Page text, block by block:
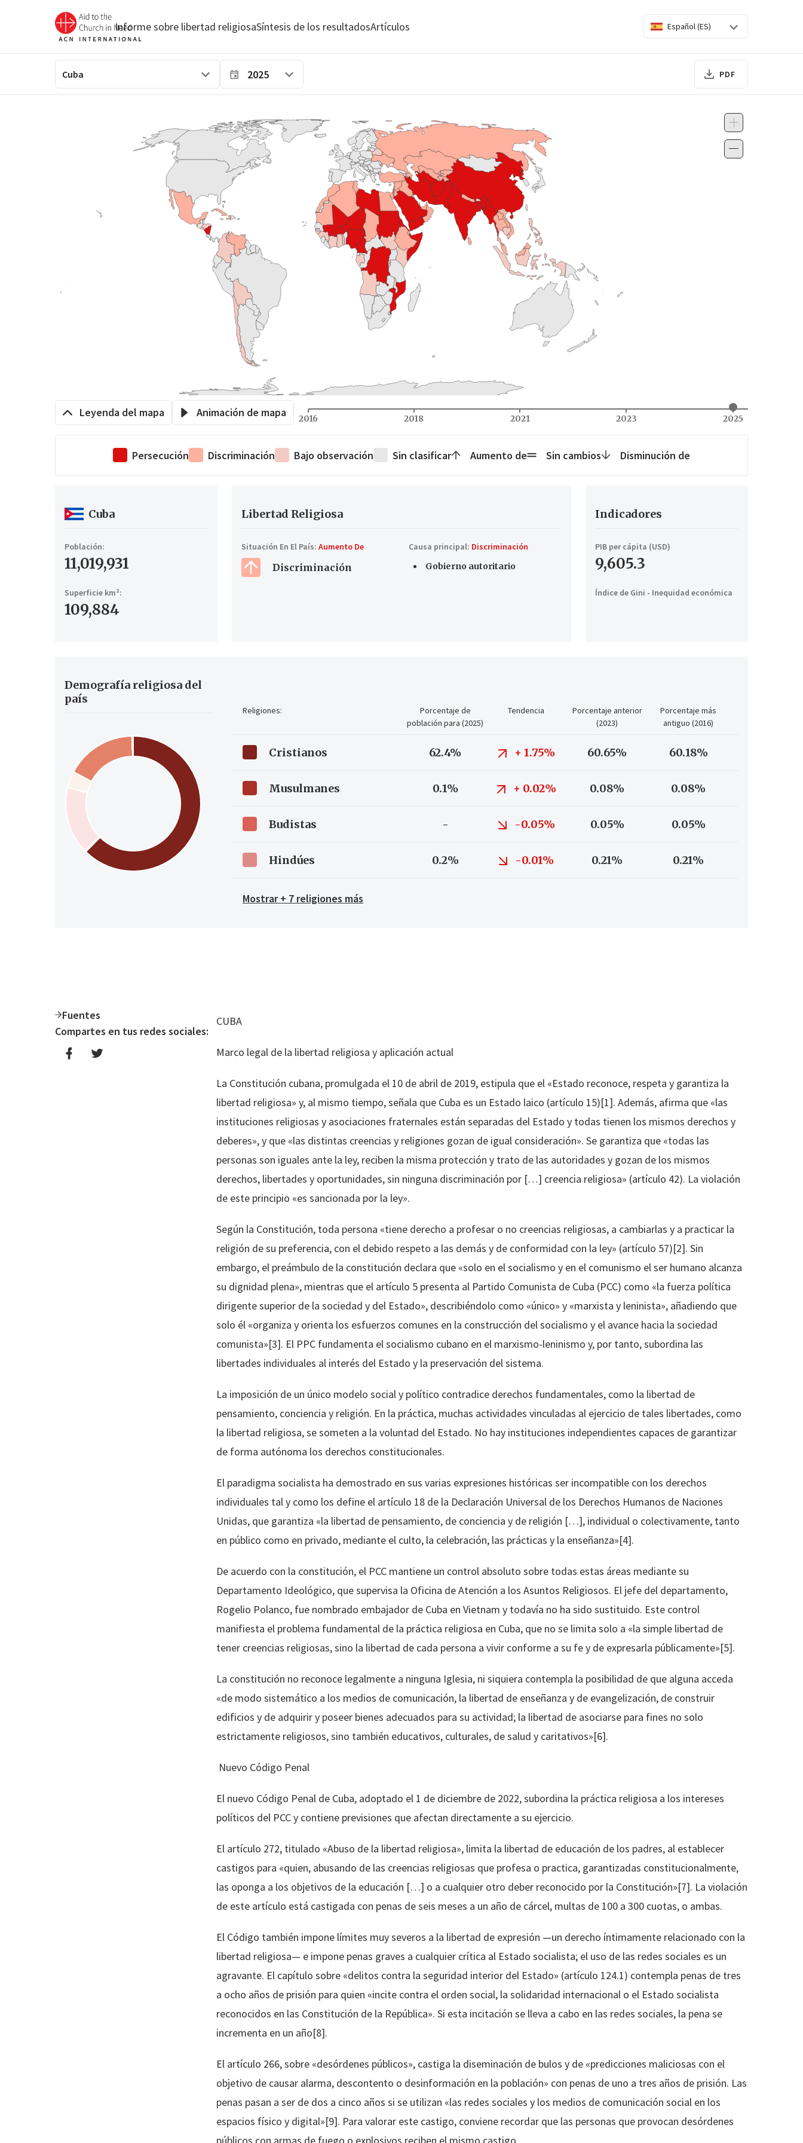
Informe sobre libertad religiosaSíntesis de los resultadosArtículos Español (ES)
2025 PDF
Leyenda del mapa Animación de mapa 2016 2018 2021 2023 2025
Persecución Discriminación Bajo observación Sin clasificar Aumento de Sin cambios Disminución de
Cuba
Población:
11,019,931
Superficie km²:
109,884
Libertad Religiosa
Situación En El País: Aumento De
Discriminación
Causa principal: Discriminación
Gobierno autoritario
Indicadores
PIB per cápita (USD)
9,605.3
Índice de Gini - Inequidad económica
Demografía religiosa del
país
Religiones:
Porcentaje de
población para (2025)
Tendencia
Porcentaje anterior
(2023)
Porcentaje más
antiguo (2016)
Cristianos 62.4% + 1.75% 60.65% 60.18%
Musulmanes 0.1% + 0.02% 0.08% 0.08%
Budistas - -0.05% 0.05% 0.05%
Hindúes 0.2% -0.01% 0.21% 0.21%
Mostrar + 7 religiones más
Fuentes
Compartes en tus redes sociales:
CUBA
Marco legal de la libertad religiosa y aplicación actual
La Constitución cubana, promulgada el 10 de abril de 2019, estipula que el «Estado reconoce, respeta y garantiza la
libertad religiosa» y, al mismo tiempo, señala que Cuba es un Estado laico (artículo 15)[1]. Además, afirma que «las
instituciones religiosas y asociaciones fraternales están separadas del Estado y todas tienen los mismos derechos y
deberes», y que «las distintas creencias y religiones gozan de igual consideración». Se garantiza que «todas las
personas son iguales ante la ley, reciben la misma protección y trato de las autoridades y gozan de los mismos
derechos, libertades y oportunidades, sin ninguna discriminación por […] creencia religiosa» (artículo 42). La violación
de este principio «es sancionada por la ley».
Según la Constitución, toda persona «tiene derecho a profesar o no creencias religiosas, a cambiarlas y a practicar la
religión de su preferencia, con el debido respeto a las demás y de conformidad con la ley» (artículo 57)[2]. Sin
embargo, el preámbulo de la constitución declara que «solo en el socialismo y en el comunismo el ser humano alcanza
su dignidad plena», mientras que el artículo 5 presenta al Partido Comunista de Cuba (PCC) como «la fuerza política
dirigente superior de la sociedad y del Estado», describiéndolo como «único» y «marxista y leninista», añadiendo que
solo él «organiza y orienta los esfuerzos comunes en la construcción del socialismo y el avance hacia la sociedad
comunista»[3]. El PPC fundamenta el socialismo cubano en el marxismo-leninismo y, por tanto, subordina las
libertades individuales al interés del Estado y la preservación del sistema.
La imposición de un único modelo social y político contradice derechos fundamentales, como la libertad de
pensamiento, conciencia y religión. En la práctica, muchas actividades vinculadas al ejercicio de tales libertades, como
la libertad religiosa, se someten a la voluntad del Estado. No hay instituciones independientes capaces de garantizar
de forma autónoma los derechos constitucionales.
El paradigma socialista ha demostrado en sus varias expresiones históricas ser incompatible con los derechos
individuales tal y como los define el artículo 18 de la Declaración Universal de los Derechos Humanos de Naciones
Unidas, que garantiza «la libertad de pensamiento, de conciencia y de religión […], individual o colectivamente, tanto
en público como en privado, mediante el culto, la celebración, las prácticas y la enseñanza»[4].
De acuerdo con la constitución, el PCC mantiene un control absoluto sobre todas estas áreas mediante su
Departamento Ideológico, que supervisa la Oficina de Atención a los Asuntos Religiosos. El jefe del departamento,
Rogelio Polanco, fue nombrado embajador de Cuba en Vietnam y todavía no ha sido sustituido. Este control
manifiesta el problema fundamental de la práctica religiosa en Cuba, que no se limita solo a «la simple libertad de
tener creencias religiosas, sino la libertad de cada persona a vivir conforme a su fe y de expresarla públicamente»[5].
La constitución no reconoce legalmente a ninguna Iglesia, ni siquiera contempla la posibilidad de que alguna acceda
«de modo sistemático a los medios de comunicación, la libertad de enseñanza y de evangelización, de construir
edificios y de adquirir y poseer bienes adecuados para su actividad; la libertad de asociarse para fines no solo
estrictamente religiosos, sino también educativos, culturales, de salud y caritativos»[6].
Nuevo Código Penal
El nuevo Código Penal de Cuba, adoptado el 1 de diciembre de 2022, subordina la práctica religiosa a los intereses
políticos del PCC y contiene previsiones que afectan directamente a su ejercicio.
El artículo 272, titulado «Abuso de la libertad religiosa», limita la libertad de educación de los padres, al establecer
castigos para «quien, abusando de las creencias religiosas que profesa o practica, garantizadas constitucionalmente,
las oponga a los objetivos de la educación […] o a cualquier otro deber reconocido por la Constitución»[7]. La violación
de este artículo está castigada con penas de seis meses a un año de cárcel, multas de 100 a 300 cuotas, o ambas.
El Código también impone límites muy severos a la libertad de expresión —un derecho íntimamente relacionado con la
libertad religiosa— e impone penas graves a cualquier crítica al Estado socialista; el uso de las redes sociales es un
agravante. El capítulo sobre «delitos contra la seguridad interior del Estado» (artículo 124.1) contempla penas de tres
a ocho años de prisión para quien «incite contra el orden social, la solidaridad internacional o el Estado socialista
reconocidos en las Constitución de la República». Si esta incitación se lleva a cabo en las redes sociales, la pena se
incrementa en un año[8].
El artículo 266, sobre «desórdenes públicos», castiga la diseminación de bulos y de «predicciones maliciosas con el
objetivo de causar alarma, descontento o desinformación en la población» con penas de uno a tres años de prisión. Las
penas pasan a ser de dos a cinco años si se utilizan «las redes sociales y los medios de comunicación social en los
espacios físico y digital»[9]. Para valorar este castigo, conviene recordar que las personas que provocan desórdenes
públicos con armas de fuego o explosivos reciben el mismo castigo.